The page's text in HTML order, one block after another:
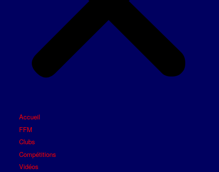
Accueil
FFM
Clubs
Compétitions
Vidéos